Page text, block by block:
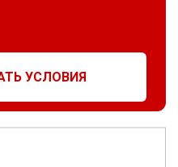
УСЛОВИЯ